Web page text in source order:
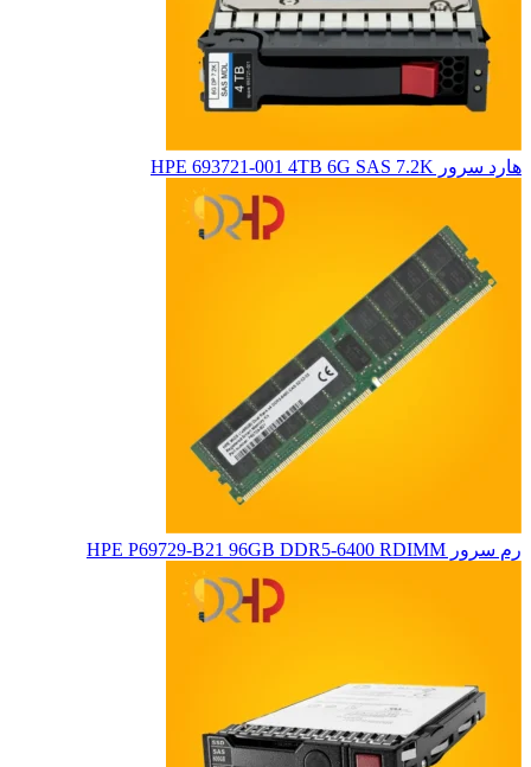
هارد سرور HPE 693721-001 4TB 6G SAS 7.2K
رم سرور HPE P69729-B21 96GB DDR5-6400 RDIMM